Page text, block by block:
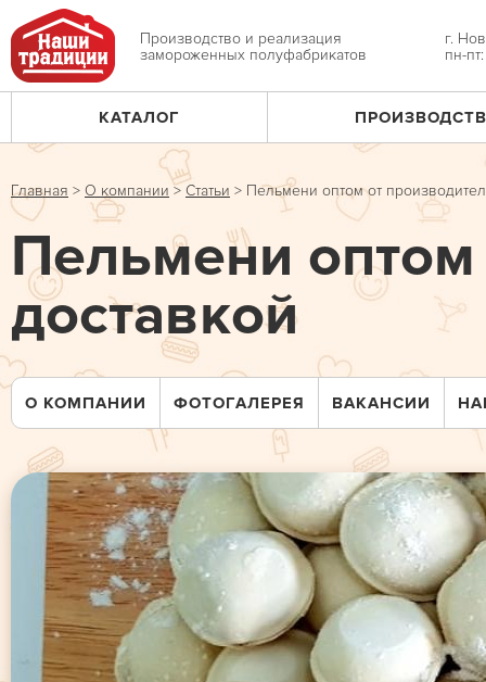
Jump
to
navigation
Производство и реализация
замороженных полуфабрикатов
г.
пн-
Главное
меню
КАТАЛОГ
Вы
здесь
Главная > О компании > Статьи > Пельмени оптом от
Пельмени оптом
доставкой
О КОМПАНИИ ФОТОГАЛЕРЕЯ ВАКАНСИИ